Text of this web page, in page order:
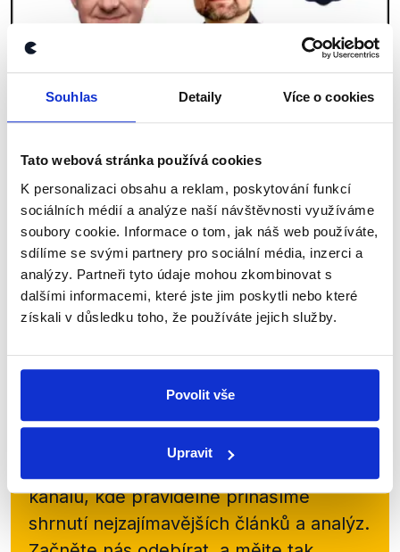
Souhlas Detaily Více o cookies
Tato webová stránka používá cookies
K personalizaci obsahu a reklam, poskytování funkcí
sociálních médií a analýze naší návštěvnosti využíváme
soubory cookie. Informace o tom, jak náš web používáte,
sdílíme se svými partnery pro sociální média, inzerci a
analýzy. Partneři tyto údaje mohou zkombinovat s
dalšími informacemi, které jste jim poskytli nebo které
získali v důsledku toho, že používáte jejich služby.
Povolit vše
Upravit
OVĚŘENO
Měla by Evropská unie i nadále podporovat
palestinskou samosprávu, včetně pásma Gazy?
Nejen o tom, ale také o vztahu mezi dvěma
palestinskými územími a Izraelem mluvili v Českém
rozhlase...
Číst dál
Zůstaňme v kontaktu
Přihlaste se k odběru našeho
kanálu, kde pravidelně přinášíme
shrnutí nejzajímavějších článků a analýz.